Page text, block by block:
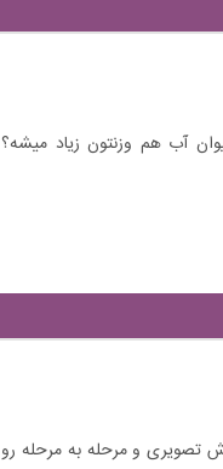
آب هم وزنتون زیاد میشه؟
تصویری و مرحله به مرحله رو